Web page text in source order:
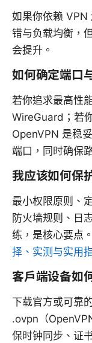
如果你依赖 VPN
错与负载均衡，
会提升。
如何确定端口
若你追求最高性
WireGuard；若
OpenVPN 是稳
端口，同时确保
我应该如何保
最小权限原则、
防火墙规则、日
练，是核心要点。
择、实测与实用
客户端设备如
下载官方或可靠
.ovpn（
保时钟同步、证